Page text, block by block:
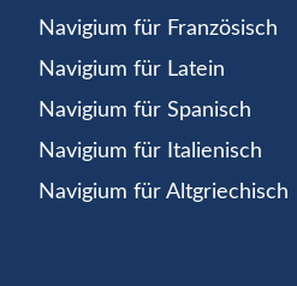
Navigium für Französisch
Navigium für Latein
Navigium für Spanisch
Navigium für Italienisch
Navigium für Altgriechisch